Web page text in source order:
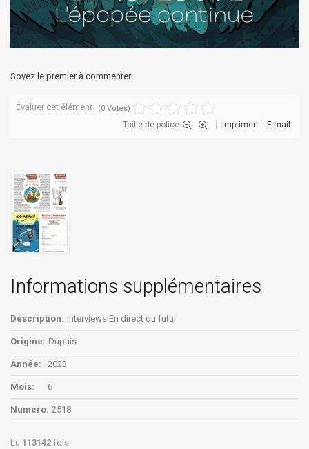
Soyez le premier à commenter!
Évaluer cet élément (0 Votes)
Taille de police Imprimer E-mail
Informations supplémentaires
Description: Interviews En direct du futur
Origine: Dupuis
Année: 2023
Mois: 6
Numéro: 2518
Lu 113142 fois